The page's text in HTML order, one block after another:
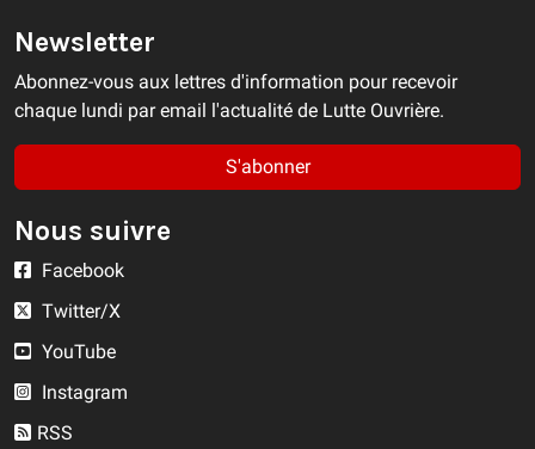
Newsletter
Abonnez-vous aux lettres d'information pour recevoir
chaque lundi par email l'actualité de Lutte Ouvrière.
S'abonner
Nous suivre
Facebook
Twitter/X
YouTube
Instagram
RSS